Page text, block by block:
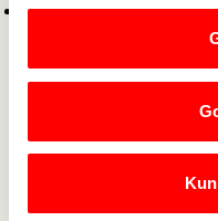
Plakat
flerspråklig og
barnehagen
informasjon ta